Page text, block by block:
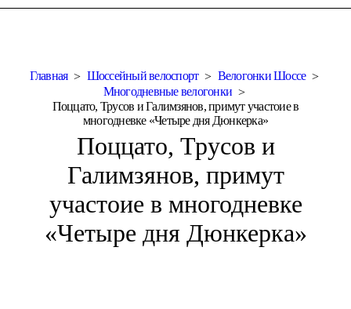
Главная Шоссейный велоспорт
Велогонки Шоссе
Многодневные велогонки
Поццато, Трусов и Галимзянов, примут участоие в
многодневке «Четыре дня Дюнкерка»
Поццато, Трусов и
Галимзянов, примут
участоие в многодневке
«Четыре дня Дюнкерка»